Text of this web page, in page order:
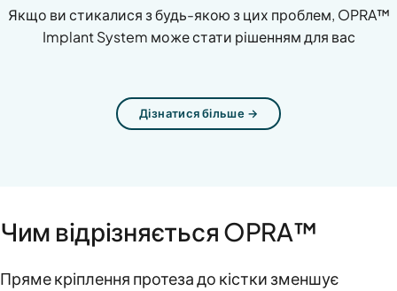
Якщо ви стикалися з будь-якою з цих проблем, OPRA™
Implant System може стати рішенням для вас
Дізнатися більше →
Чим відрізняється OPRA™
Пряме кріплення протеза до кістки зменшує